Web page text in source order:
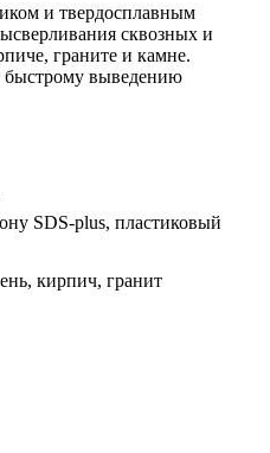
и твердосплавным
сквозных и
граните и камне.
быстрому выведению
SDS-plus, пластиковый
кирпич, гранит